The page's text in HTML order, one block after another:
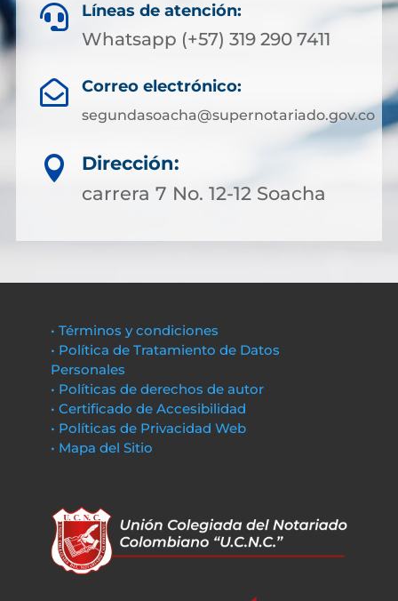
 Líneas de atención:
Whatsapp (+57) 319 290 7411
 Correo electrónico:
segundasoacha@supernotariado.gov.co

Dirección:
carrera 7 No. 12-12 Soacha
• Términos y condiciones
• Política de Tratamiento de Datos
Personales
• Políticas de derechos de autor
• Certificado de Accesibilidad
• Políticas de Privacidad Web
• Mapa del Sitio